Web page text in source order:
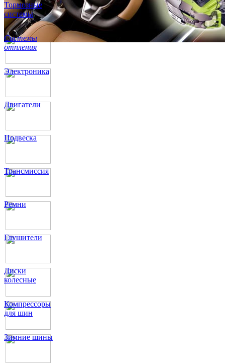
Тормозные
системы
Системы
отпления
Электроника
Двигатели
Подвеска
Трансмиссия
Ремни
Глушители
Диски
колесные
Компрессоры
для шин
Зимние шины